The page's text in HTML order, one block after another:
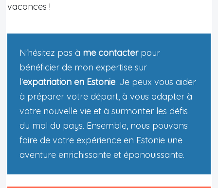
vacances !
N'hésitez pas à me contacterpour
bénéficier de mon expertise sur
l'expatriation en Estonie. Je peux vous aider
à préparer votre départ, à vous adapter à
votre nouvelle vie et à surmonter les défis
du mal du pays. Ensemble, nous pouvons
faire de votre expérience en Estonie une
aventure enrichissante et épanouissante.